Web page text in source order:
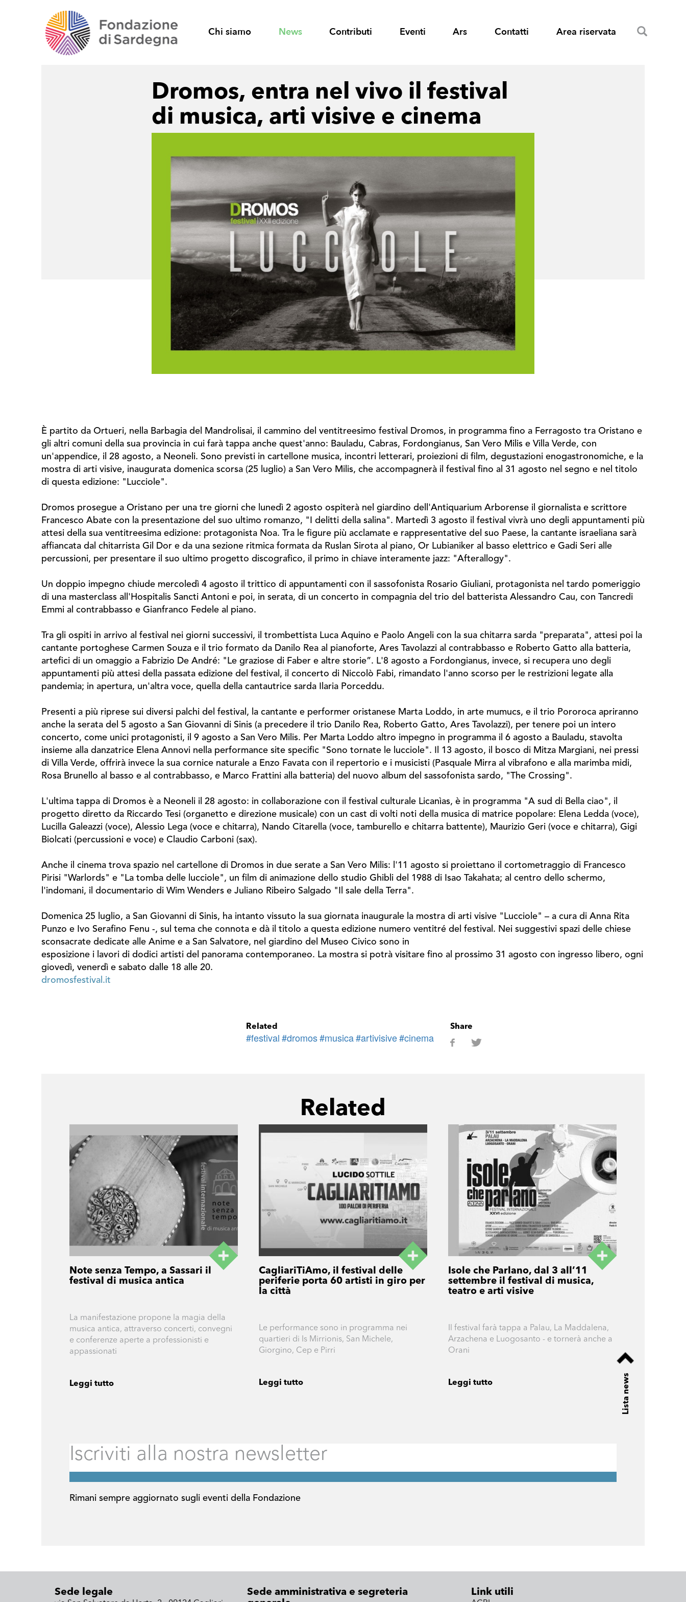
Chi siamo News Contributi Eventi Ars Contatti Area riservata
Dromos, entra nel vivo il festival
di musica, arti visive e cinema
È partito da Ortueri, nella Barbagia del Mandrolisai, il cammino del ventitreesimo festival Dromos, in programma fino a Ferragosto tra Oristano e
gli altri comuni della sua provincia in cui farà tappa anche quest'anno: Bauladu, Cabras, Fordongianus, San Vero Milis e Villa Verde, con
un'appendice, il 28 agosto, a Neoneli. Sono previsti in cartellone musica, incontri letterari, proiezioni di film, degustazioni enogastronomiche, e la
mostra di arti visive, inaugurata domenica scorsa (25 luglio) a San Vero Milis, che accompagnerà il festival fino al 31 agosto nel segno e nel titolo
di questa edizione: "Lucciole".
Dromos prosegue a Oristano per una tre giorni che lunedì 2 agosto ospiterà nel giardino dell'Antiquarium Arborense il giornalista e scrittore
Francesco Abate con la presentazione del suo ultimo romanzo, "I delitti della salina". Martedì 3 agosto il festival vivrà uno degli appuntamenti più
attesi della sua ventitreesima edizione: protagonista Noa. Tra le figure più acclamate e rappresentative del suo Paese, la cantante israeliana sarà
affiancata dal chitarrista Gil Dor e da una sezione ritmica formata da Ruslan Sirota al piano, Or Lubianiker al basso elettrico e Gadi Seri alle
percussioni, per presentare il suo ultimo progetto discografico, il primo in chiave interamente jazz: "Afterallogy".
Un doppio impegno chiude mercoledì 4 agosto il trittico di appuntamenti con il sassofonista Rosario Giuliani, protagonista nel tardo pomeriggio
di una masterclass all'Hospitalis Sancti Antoni e poi, in serata, di un concerto in compagnia del trio del batterista Alessandro Cau, con Tancredi
Emmi al contrabbasso e Gianfranco Fedele al piano.
Tra gli ospiti in arrivo al festival nei giorni successivi, il trombettista Luca Aquino e Paolo Angeli con la sua chitarra sarda "preparata", attesi poi la
cantante portoghese Carmen Souza e il trio formato da Danilo Rea al pianoforte, Ares Tavolazzi al contrabbasso e Roberto Gatto alla batteria,
artefici di un omaggio a Fabrizio De André: "Le graziose di Faber e altre storie”. L'8 agosto a Fordongianus, invece, si recupera uno degli
appuntamenti più attesi della passata edizione del festival, il concerto di Niccolò Fabi, rimandato l'anno scorso per le restrizioni legate alla
pandemia; in apertura, un'altra voce, quella della cantautrice sarda Ilaria Porceddu.
Presenti a più riprese sui diversi palchi del festival, la cantante e performer oristanese Marta Loddo, in arte mumucs, e il trio Pororoca apriranno
anche la serata del 5 agosto a San Giovanni di Sinis (a precedere il trio Danilo Rea, Roberto Gatto, Ares Tavolazzi), per tenere poi un intero
concerto, come unici protagonisti, il 9 agosto a San Vero Milis. Per Marta Loddo altro impegno in programma il 6 agosto a Bauladu, stavolta
insieme alla danzatrice Elena Annovi nella performance site specific "Sono tornate le lucciole". Il 13 agosto, il bosco di Mitza Margiani, nei pressi
di Villa Verde, offrirà invece la sua cornice naturale a Enzo Favata con il repertorio e i musicisti (Pasquale Mirra al vibrafono e alla marimba midi,
Rosa Brunello al basso e al contrabbasso, e Marco Frattini alla batteria) del nuovo album del sassofonista sardo, "The Crossing".
L'ultima tappa di Dromos è a Neoneli il 28 agosto: in collaborazione con il festival culturale Licanìas, è in programma "A sud di Bella ciao", il
progetto diretto da Riccardo Tesi (organetto e direzione musicale) con un cast di volti noti della musica di matrice popolare: Elena Ledda (voce),
Lucilla Galeazzi (voce), Alessio Lega (voce e chitarra), Nando Citarella (voce, tamburello e chitarra battente), Maurizio Geri (voce e chitarra), Gigi
Biolcati (percussioni e voce) e Claudio Carboni (sax).
Anche il cinema trova spazio nel cartellone di Dromos in due serate a San Vero Milis: l'11 agosto si proiettano il cortometraggio di Francesco
Pirisi "Warlords" e "La tomba delle lucciole", un film di animazione dello studio Ghibli del 1988 di Isao Takahata; al centro dello schermo,
l'indomani, il documentario di Wim Wenders e Juliano Ribeiro Salgado "Il sale della Terra".
Domenica 25 luglio, a San Giovanni di Sinis, ha intanto vissuto la sua giornata inaugurale la mostra di arti visive "Lucciole" – a cura di Anna Rita
Punzo e Ivo Serafino Fenu -, sul tema che connota e dà il titolo a questa edizione numero ventitré del festival. Nei suggestivi spazi delle chiese
sconsacrate dedicate alle Anime e a San Salvatore, nel giardino del Museo Civico sono in
esposizione i lavori di dodici artisti del panorama contemporaneo. La mostra si potrà visitare fino al prossimo 31 agosto con ingresso libero, ogni
giovedì, venerdì e sabato dalle 18 alle 20.
dromosfestival.it
Related
#festival#dromos#musica#artivisive#cinema
Share
Related
Note senza Tempo, a Sassari il
festival di musica antica
La manifestazione propone la magia della
musica antica, attraverso concerti, convegni
e conferenze aperte a professionisti e
appassionati
Leggi tutto
CagliariTiAmo, il festival delle
periferie porta 60 artisti in giro per
la città
Le performance sono in programma nei
quartieri di Is Mirrionis, San Michele,
Giorgino, Cep e Pirri
Leggi tutto
Isole che Parlano, dal 3 all’11
settembre il festival di musica,
teatro e arti visive
Il festival farà tappa a Palau, La Maddalena,
Arzachena e Luogosanto - e tornerà anche a
Orani
Leggi tutto Lista news
Rimani sempre aggiornato sugli eventi della Fondazione
Sede legale
Sede amministrativa e segreteria
Link utili